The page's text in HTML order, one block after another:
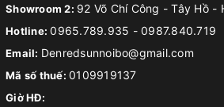
Showroom 2: 92 Võ Chí Công - Tây Hồ -
Hotline:0965.789.935 - 0987.840.719
Email: Denredsunnoibo@gmail.com
Mã số thuế: 0109919137
Giờ HĐ: